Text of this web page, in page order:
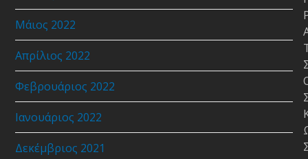
Μάιος 2022
Απρίλιος 2022
Φεβρουάριος 2022
Ιανουάριος 2022
Δεκέμβριος 2021